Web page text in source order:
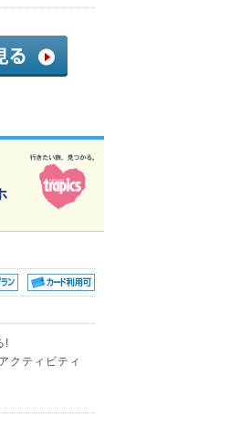
!
クティビティ